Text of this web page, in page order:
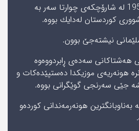
كامەران عومەر ساڵی 1957 لە شارۆچكه‌ی‌ چوارتا سەر بە
كوردستان لەدایك بووە.
نیشتەجێ بوون.
هەشتاکانی سەدەی ڕابردووەوە
هونەریەی موزیکدا دەستپێدەکات و
جێی سەرنجی گوێگرانی بووە.
هونه‌رمه‌ندانی‌ كورده‌‌و